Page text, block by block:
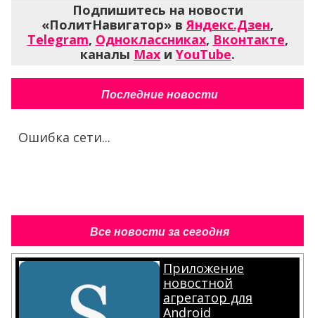
Подпишитесь на новости
«ПолитНавигатор» в Яндекс.Дзен,
Telegram, Одноклассниках, Вконтакте,
каналы Max и YouTube.
Последние новости
Ошибка сети...
Все новости за сегодня
Приложение
новостной
агрегатор для
Android